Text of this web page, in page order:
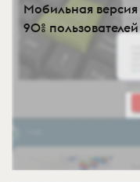
Мобильная
90%